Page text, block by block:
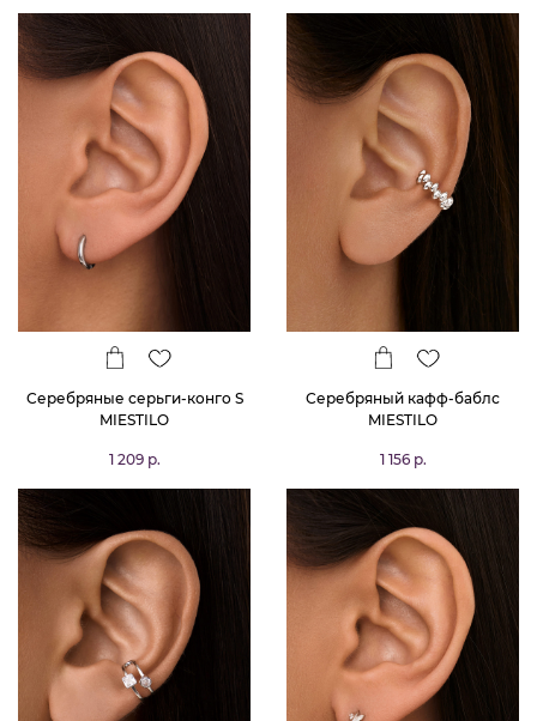
Серебряные серьги-конго S
MIESTILO
1 209 р.
Серебряный кафф-баблс
MIESTILO
1 156 р.